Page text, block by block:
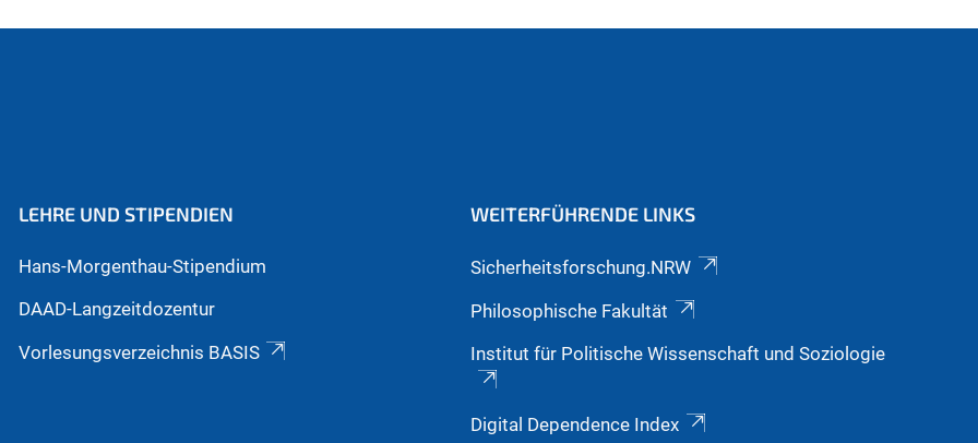
LEHRE UND STIPENDIEN
Hans-Morgenthau-Stipendium
DAAD-Langzeitdozentur
Vorlesungsverzeichnis BASIS
WEITERFÜHRENDE LINKS
Sicherheitsforschung.NRW
Philosophische Fakultät
Institut für Politische Wissenschaft und Soziologie
Digital Dependence Index